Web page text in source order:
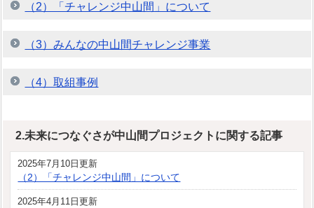
（2）「チャレンジ中山間」について
（3）みんなの中山間チャレンジ事業
（4）取組事例
2.未来につなぐさが中山間プロジェクトに関する記事
2025年7月10日更新
（2）「チャレンジ中山間」について
2025年4月11日更新